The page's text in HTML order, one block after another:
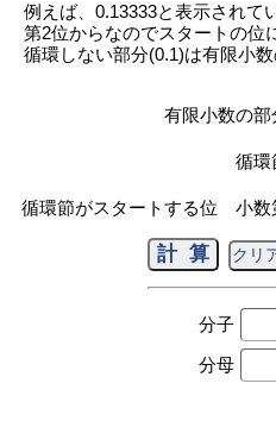
例えば、0.13333と表示されて
第2位からなのでスタートの位
循環しない部分(0.1)は有限小
有限小数の部
循環
循環節がスタートする位 小数
分子
分母